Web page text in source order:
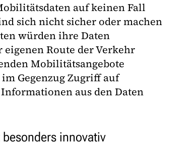
auf keinen Fall
sich nicht sicher oder machen
würden ihre Daten
Route der Verkehr
Mobilitätsangebote
Gegenzug Zugriff auf
aus den Daten
innovativ